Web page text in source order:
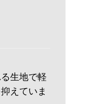
生地で軽
えていま